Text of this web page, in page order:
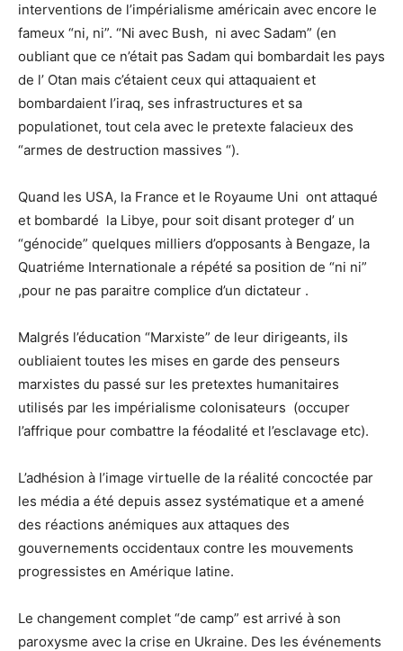
interventions de l’impérialisme américain avec encore le
fameux “ni, ni”. “Ni avec Bush, ni avec Sadam” (en
oubliant que ce n’était pas Sadam qui bombardait les pays
de l’ Otan mais c’étaient ceux qui attaquaient et
bombardaient l’iraq, ses infrastructures et sa
populationet, tout cela avec le pretexte falacieux des
“armes de destruction massives “).
Quand les USA, la France et le Royaume Uni ont attaqué
et bombardé la Libye, pour soit disant proteger d’ un
“génocide” quelques milliers d’opposants à Bengaze, la
Quatriéme Internationale a répété sa position de “ni ni”
,pour ne pas paraitre complice d’un dictateur .
Malgrés l’éducation “Marxiste” de leur dirigeants, ils
oubliaient toutes les mises en garde des penseurs
marxistes du passé sur les pretextes humanitaires
utilisés par les impérialisme colonisateurs (occuper
l’affrique pour combattre la féodalité et l’esclavage etc).
L’adhésion à l’image virtuelle de la réalité concoctée par
les média a été depuis assez systématique et a amené
des réactions anémiques aux attaques des
gouvernements occidentaux contre les mouvements
progressistes en Amérique latine.
Le changement complet “de camp” est arrivé à son
paroxysme avec la crise en Ukraine. Des les événements